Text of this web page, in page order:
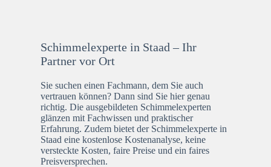
Schimmelexperte in Staad – Ihr
Partner vor Ort
Sie suchen einen Fachmann, dem Sie auch
vertrauen können? Dann sind Sie hier genau
richtig. Die ausgebildeten Schimmelexperten
glänzen mit Fachwissen und praktischer
Erfahrung. Zudem bietet der Schimmelexperte in
Staad eine kostenlose Kostenanalyse, keine
versteckte Kosten, faire Preise und ein faires
Preisversprechen.